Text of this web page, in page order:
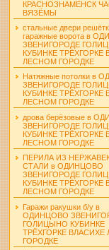
КРАСНОЗНАМЕНСК
ВЯЗЁМЫ
стальные двери
гаражные ворота в
ЗВЕНИГОРОДЕ
КУБИНКЕ ТРЁХГОРКЕ
ЛЕСНОМ ГОРОДКЕ
Натяжные потолки в
ЗВЕНИГОРОДЕ
КУБИНКЕ ТРЁХГОРКЕ
ЛЕСНОМ ГОРОДКЕ
дрова берёзовые в
ЗВЕНИГОРОДЕ
КУБИНКЕ ТРЁХГОРКЕ
ЛЕСНОМ ГОРОДКЕ
ПЕРИЛА ИЗ
СТАЛИ в ОДИНЦОВО
ЗВЕНИГОРОДЕ
КУБИНКЕ ТРЁХГОРКЕ
ЛЕСНОМ ГОРОДКЕ
Гаражи ракушки б/у в
ОДИНЦОВО
ГОЛИЦЫНО КУБИНКЕ
ТРЁХГОРКЕ
ГОРОДКЕ